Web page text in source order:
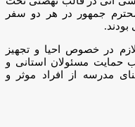
جمهور در هر دو سفر
در خصوص احیا و تجهیز
حمایت مسئولان استانی و
مدرسه از افراد موثر و